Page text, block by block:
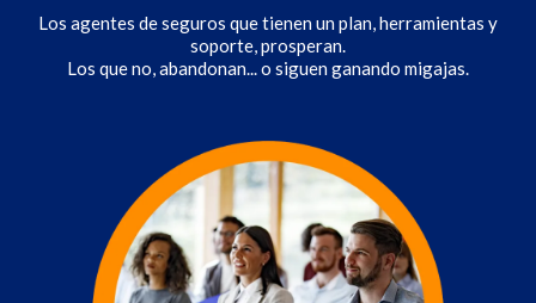
Los agentes de seguros que tienen un plan, herramientas y
soporte, prosperan.
Los que no, abandonan... o siguen ganando migajas.